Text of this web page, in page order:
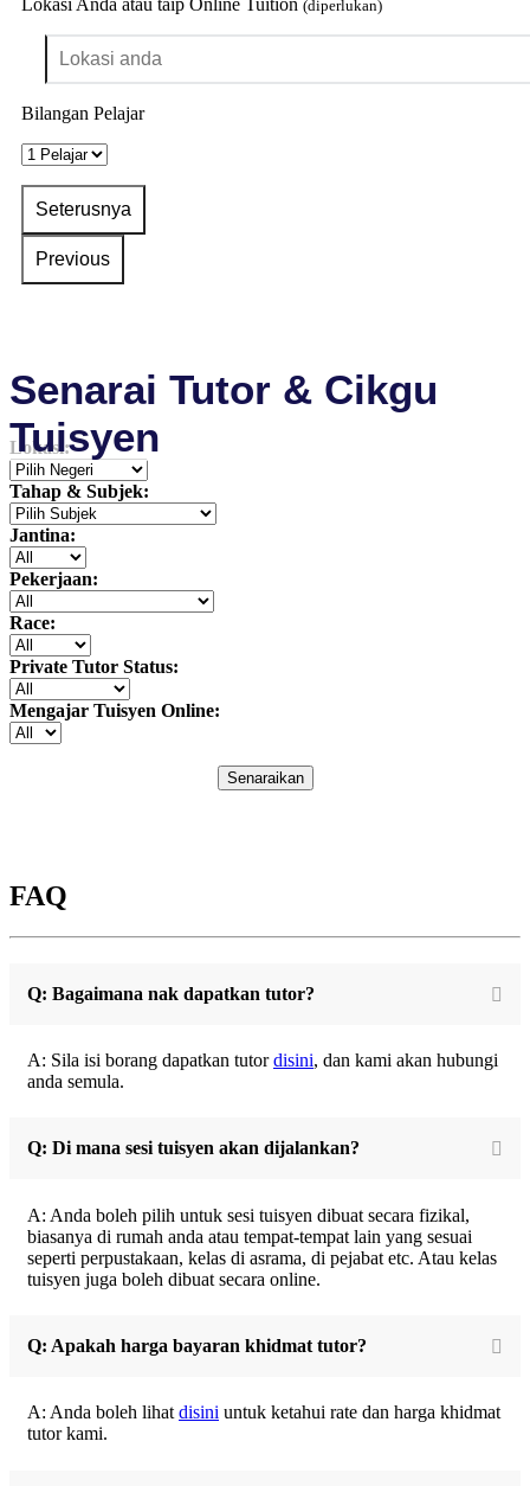
(diperlukan)
Bilangan Pelajar
Senarai Tutor & Cikgu
Tuisyen
Lokasi:
Tahap & Subjek:
Jantina:
Pekerjaan:
Race:
Private Tutor Status:
Mengajar Tuisyen Online:
Senaraikan
FAQ
Q: Bagaimana nak dapatkan tutor?
A: Sila isi borang dapatkan tutordisini, dan kami akan hubungi
anda semula.
Q: Di mana sesi tuisyen akan dijalankan?
A: Anda boleh pilih untuk sesi tuisyen dibuat secara fizikal,
biasanya di rumah anda atau tempat-tempat lain yang sesuai
seperti perpustakaan, kelas di asrama, di pejabat etc. Atau kelas
tuisyen juga boleh dibuat secara online.
Q: Apakah harga bayaran khidmat tutor?
A: Anda boleh lihat disini untuk ketahui rate dan harga khidmat
tutor kami.